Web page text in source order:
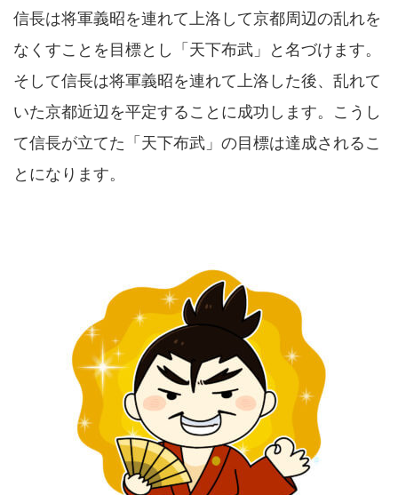
信長は将軍義昭を連れて上洛して京都周辺の乱れを
なくすことを目標とし「天下布武」と名づけます。
そして信長は将軍義昭を連れて上洛した後、乱れて
いた京都近辺を平定することに成功します。こうし
て信長が立てた「天下布武」の目標は達成されるこ
とになります。